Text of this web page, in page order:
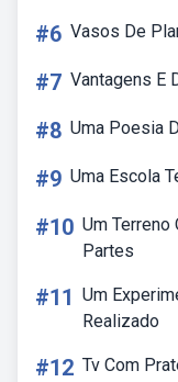
#6 Vasos De
#7 Vantagens E
#8 Uma Poesia
#9 Uma Escola
#10 Um Terreno
Partes
#11 Um
Realizado
#12 Tv Com